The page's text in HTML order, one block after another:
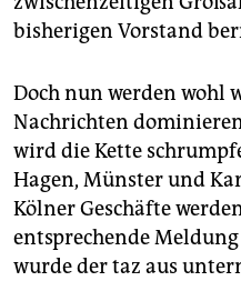
bisherigen Vorstand
Doch nun werden wohl
Nachrichten
wird die Kette
Hagen, Münster und
Kölner Geschäfte
entsprechende
wurde der taz aus